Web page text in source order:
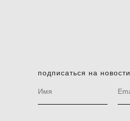
подписаться на новости